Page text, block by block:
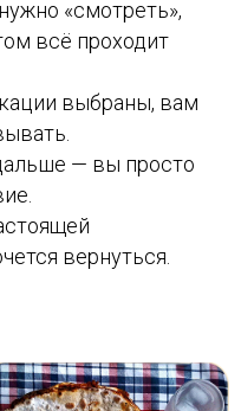
«смотреть»,
всё проходит
выбраны, вам
— вы просто
вернуться.